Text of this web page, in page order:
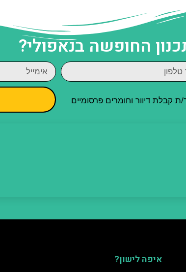
החופשה בנאפולי?
קבלת דיוור וחומרים פרסומיים
איפה לישון?